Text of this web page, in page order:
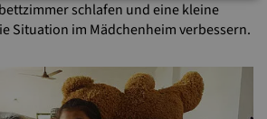
schlafen und eine kleine
Situation im Mädchenheim verbessern.